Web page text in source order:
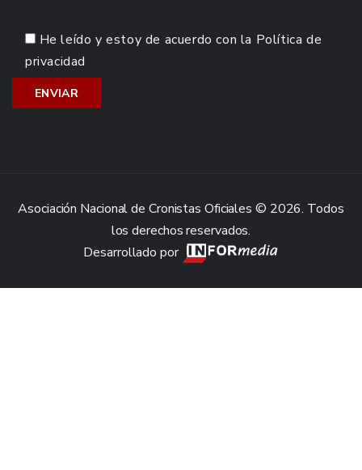
He leído y estoy de acuerdo con la Política de
privacidad
Asociación Nacional de Cronistas Oficiales © 2026. Todos
los derechos reservados.
Desarrollado por